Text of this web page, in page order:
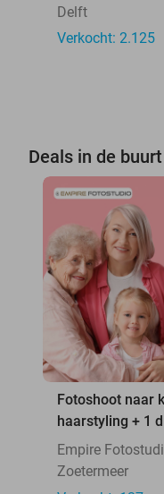
Delft
Verkocht: 2.125
Deals in de
Fotoshoot naar
haarstyling + 1
Empire
Zoetermeer